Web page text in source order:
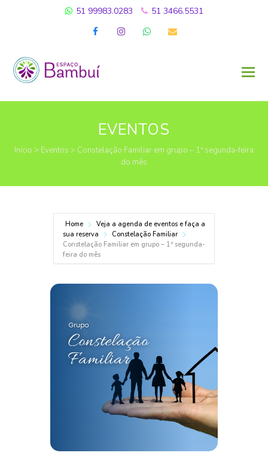
51 99983.0283 51 3466.5531
FacebookInstagramWhatsapp
Email
EVENTOS
Início > Eventos > Constelação Familiar em grupo – 1ª segunda-feira
do mês
Home
Veja a agenda de eventos e faça a
sua reserva
Constelação Familiar
Constelação Familiar em grupo – 1ª segunda-
feira do mês